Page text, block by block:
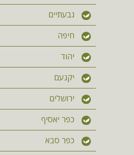
גבעתיים
חיפה
יהוד
יקנעם
ירושלים
כפר יאסיף
כפר סבא